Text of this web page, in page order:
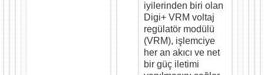
iyilerinden biri olan
Digi+ VRM voltaj
regülatör modülü
(VRM), işlemciye
her an akıcı ve net
bir güç iletimi